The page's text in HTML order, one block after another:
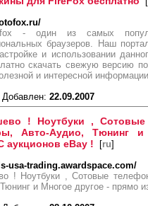
- один из самых
браузеров. Наш
и использовании
скачать свежую версию
и интересной
Добавлен: 22.09.2007
! Ноутбуки ,
Авто-Аудио, Тюнинг
аукционов eBay ! [ru]
usa-trading.awardspace.com/
! Ноутбуки , Сотовые
и Многое другое - прямо